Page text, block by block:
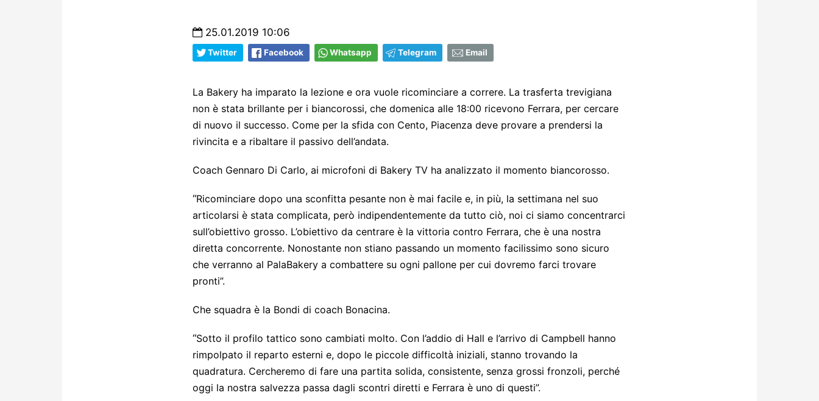
25.01.2019 10:06
Twitter Facebook Whatsapp Telegram Email
La Bakery ha imparato la lezione e ora vuole ricominciare a correre. La trasferta trevigiana
non è stata brillante per i biancorossi, che domenica alle 18:00 ricevono Ferrara, per cercare
di nuovo il successo. Come per la sfida con Cento, Piacenza deve provare a prendersi la
rivincita e a ribaltare il passivo dell’andata.
Coach Gennaro Di Carlo, ai microfoni di Bakery TV ha analizzato il momento biancorosso.
“Ricominciare dopo una sconfitta pesante non è mai facile e, in più, la settimana nel suo
articolarsi è stata complicata, però indipendentemente da tutto ciò, noi ci siamo concentrarci
sull’obiettivo grosso. L’obiettivo da centrare è la vittoria contro Ferrara, che è una nostra
diretta concorrente. Nonostante non stiano passando un momento facilissimo sono sicuro
che verranno al PalaBakery a combattere su ogni pallone per cui dovremo farci trovare
pronti”.
Che squadra è la Bondi di coach Bonacina.
“Sotto il profilo tattico sono cambiati molto. Con l’addio di Hall e l’arrivo di Campbell hanno
rimpolpato il reparto esterni e, dopo le piccole difficoltà iniziali, stanno trovando la
quadratura. Cercheremo di fare una partita solida, consistente, senza grossi fronzoli, perché
oggi la nostra salvezza passa dagli scontri diretti e Ferrara è uno di questi”.